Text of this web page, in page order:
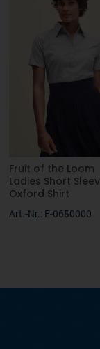
Fruit of the Loom
Ladies Short
Oxford Shirt
Art.-Nr.: F-0650000